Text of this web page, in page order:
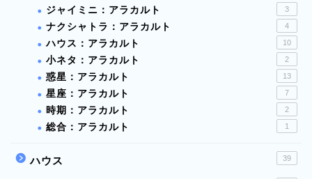
ジャイミニ：アラカルト 3
ナクシャトラ：アラカルト 4
ハウス：アラカルト 10
小ネタ：アラカルト 2
惑星：アラカルト 13
星座：アラカルト 7
時期：アラカルト 2
総合：アラカルト 1
ハウス 39